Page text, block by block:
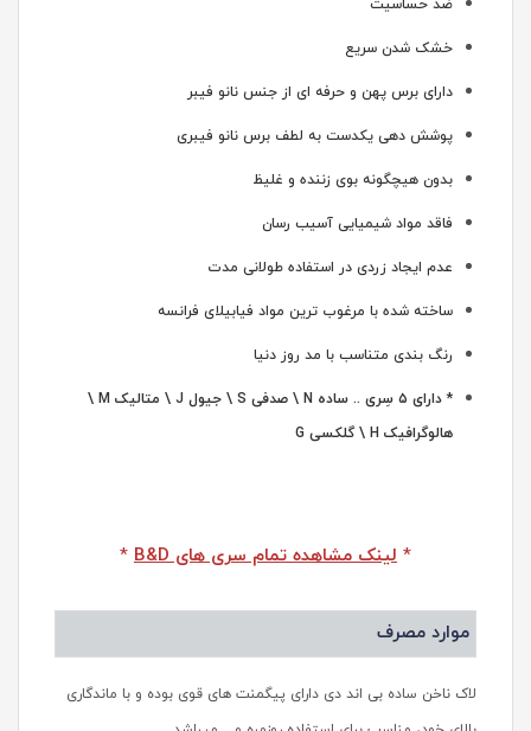
ضد حساسیت
خشک شدن سریع
دارای برس پهن و حرفه ای از جنس نانو فیبر
پوشش دهی یکدست به لطف برس نانو فیبری
بدون هیچگونه بوی زننده و غلیظ
فاقد مواد شیمیایی آسیب رسان
عدم ایجاد زردی در استفاده طولانی مدت
ساخته شده با مرغوب ترین مواد فیابیلای فرانسه
رنگ بندی متناسب با مد روز دنیا
* دارای ۵ سِری .. ساده N \ صدفی S \ جیول J \ متالیک M \
هالوگرافیک H \ گلکسی G
* لینک مشاهده تمام سری های B&D *
موارد مصرف
لاک ناخن ساده بی اند دی دارای پیگمنت های قوی بوده و با ماندگاری